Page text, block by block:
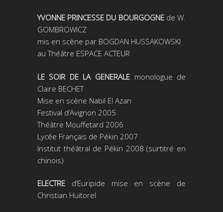
YVONNE PRINCESSE DU BOURGOGNEde W.
GOMBROWICZ
mis en scène par BOGDAN HUSSAKOWSKI
au Théâtre ESPACE ACTEUR
LE SOIR DE LA GENERALE monologue de
Claire BECHET
Mise en scène Nabil El Azan
Festival d’Avignon 2005
Théâtre Mouffetard 2006
Lycée Français de Pékin 2007
Institut théâtral de Pékin 2008 (surtitré en
chinois)
ELECTREd’Euripide mise en scène de
Christian Huitorel